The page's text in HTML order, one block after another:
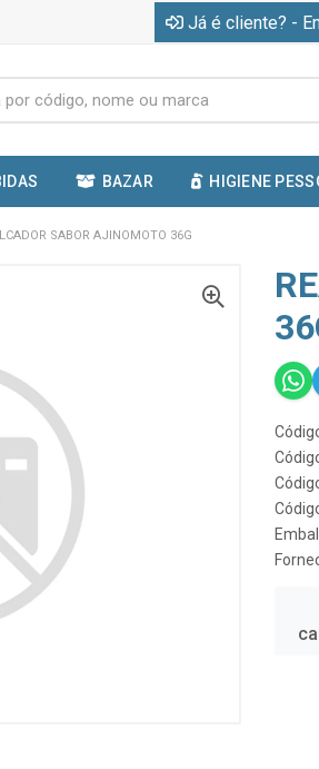
Já é cliente? -
BAZAR HIGIENE
SABOR AJINOMOTO 36G